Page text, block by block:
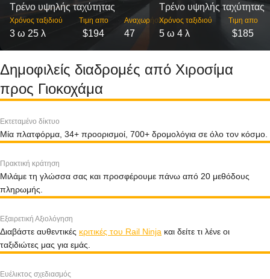
Τρένο υψηλής ταχύτητας
Χρόνος ταξιδιού
3 ω 25 λ
Τιμη απο
$194
Αναχωρήσεις
47
Τρένο υψηλής ταχύτητας
Χρόνος ταξιδιού
5 ω 4 λ
Τιμη απο
$185
Δημοφιλείς διαδρομές από Χιροσίμα
προς Γιοκοχάμα
Εκτεταμένο δίκτυο
Μία πλατφόρμα, 34+ προορισμοί, 700+ δρομολόγια σε όλο τον κόσμο.
Πρακτική κράτηση
Μιλάμε τη γλώσσα σας και προσφέρουμε πάνω από 20 μεθόδους
πληρωμής.
Εξαιρετική Αξιολόγηση
Διαβάστε αυθεντικές κριτικές του Rail Ninja και δείτε τι λένε οι
ταξιδιώτες μας για εμάς.
Ευέλικτος σχεδιασμός